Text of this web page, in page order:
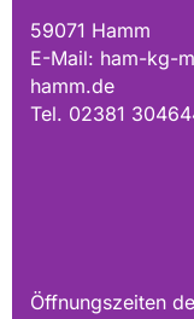
59071 Hamm
E-Mail: ham-kg-
hamm.de
Tel. 02381
Öffnungszeiten